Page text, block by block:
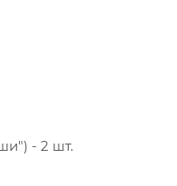
- 2 шт.